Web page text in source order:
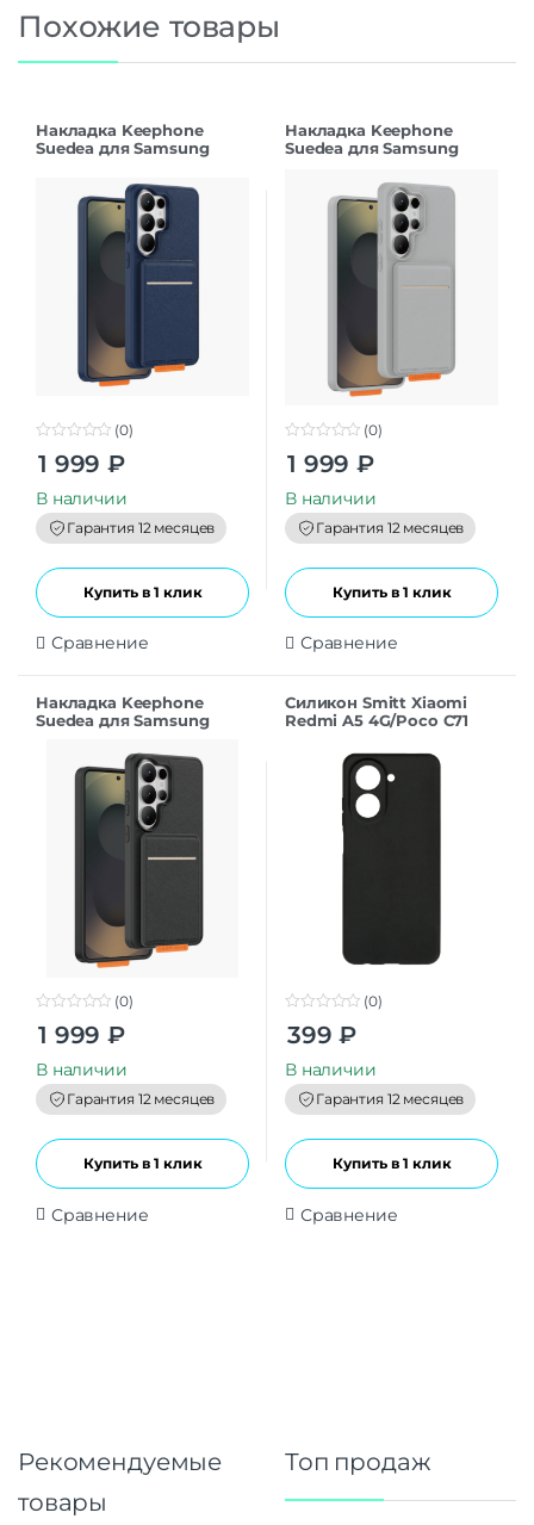
Похожие товары
Накладка Keephone
Suedea для Samsung
t
o
f
5
(0)
1 999 ₽
В наличии
Гарантия 12 месяцев
Купить в 1 клик
Сравнение
Накладка Keephone
Suedea для Samsung
t
o
f
5
(0)
1 999 ₽
В наличии
Гарантия 12 месяцев
Купить в 1 клик
Сравнение
Накладка Keephone
Suedea для Samsung
t
o
f
5
(0)
1 999 ₽
В наличии
Гарантия 12 месяцев
Купить в 1 клик
Сравнение
Силикон Smitt Xiaomi
Redmi A5 4G/Poco C71
o
t
o
f
5
(0)
399 ₽
В наличии
Гарантия 12 месяцев
Купить в 1 клик
Сравнение
Рекомендуемые
товары
Топ продаж